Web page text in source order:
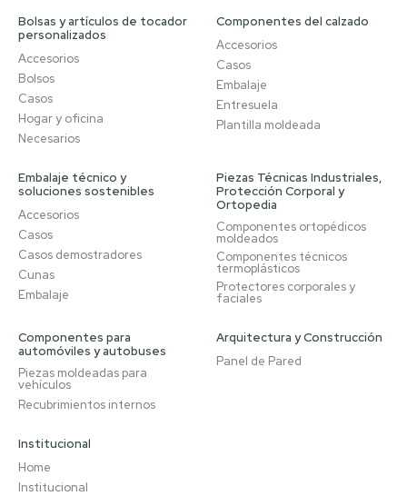
Bolsas y artículos de tocador
personalizados
Accesorios
Bolsos
Casos
Hogar y oficina
Necesarios
Componentes del calzado
Accesorios
Casos
Embalaje
Entresuela
Plantilla moldeada
Embalaje técnico y
soluciones sostenibles
Accesorios
Casos
Casos demostradores
Cunas
Embalaje
Piezas Técnicas Industriales,
Protección Corporal y
Ortopedia
Componentes ortopédicos
moldeados
Componentes técnicos
termoplásticos
Protectores corporales y
faciales
Componentes para
automóviles y autobuses
Piezas moldeadas para
vehículos
Recubrimientos internos
Arquitectura y Construcción
Panel de Pared
Institucional
Home
Institucional